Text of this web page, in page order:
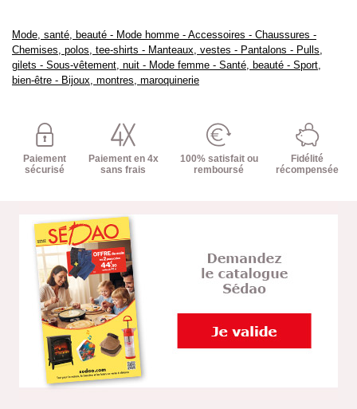
Mode, santé, beauté - Mode homme - Accessoires - Chaussures -
Chemises, polos, tee-shirts - Manteaux, vestes - Pantalons - Pulls,
gilets - Sous-vêtement, nuit - Mode femme - Santé, beauté - Sport,
bien-être - Bijoux, montres, maroquinerie
Paiement
sécurisé
Paiement en 4x
sans frais
100% satisfait ou
remboursé
Fidélité
récompensée